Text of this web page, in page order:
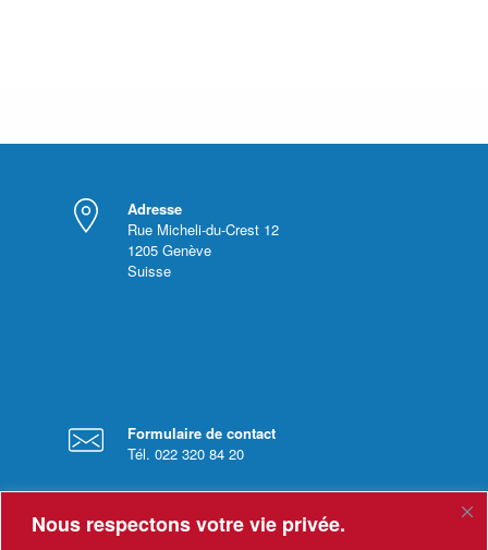
Nous respectons votre vie privée.
Adresse
Rue Micheli-du-Crest 12
1205 Genève
Suisse
Formulaire de contact
Tél. 022 320 84 20